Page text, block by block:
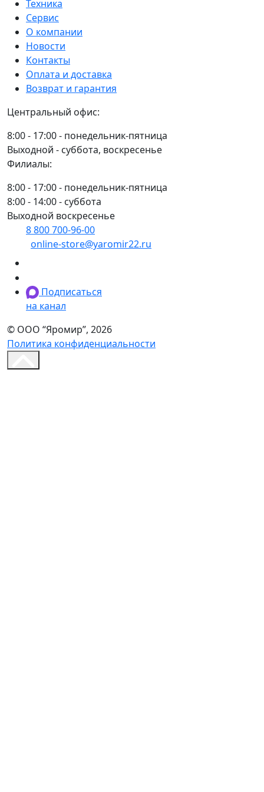
Техника
Сервис
О компании
Новости
Контакты
Оплата и доставка
Возврат и гарантия
Центральный офис:
8:00 - 17:00 - понедельник-пятница
Выходной - суббота, воскресенье
Филиалы:
8:00 - 17:00 - понедельник-пятница
8:00 - 14:00 - суббота
Выходной воскресенье
8 800 700-96-00
online-store@yaromir22.ru
Подписаться
на канал
© ООО “Яромир”, 2026
Политика конфиденциальности